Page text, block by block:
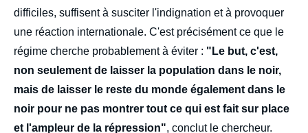
difficiles, suffisent à susciter l'indignation et à provoquer
une réaction internationale. C'est précisément ce que le
régime cherche probablement à éviter : "Le but, c'est,
non seulement de laisser la population dans le noir,
mais de laisser le reste du monde également dans le
noir pour ne pas montrer tout ce qui est fait sur place
et l'ampleur de la répression", conclut le chercheur.